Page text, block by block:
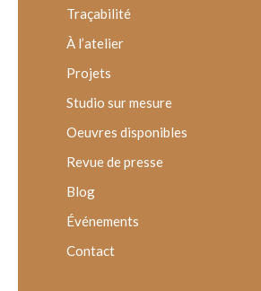
Traçabilité
À l’atelier
Projets
Studio sur mesure
Oeuvres disponibles
Revue de presse
Blog
Événements
Contact